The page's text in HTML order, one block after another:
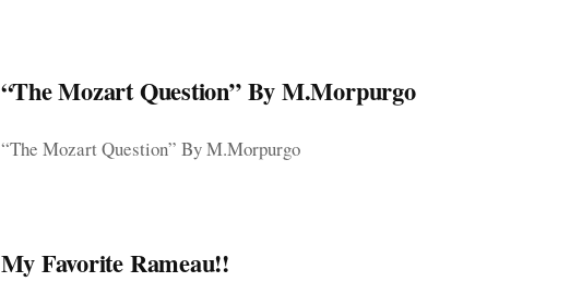
“The Mozart Question” By M.Morpurgo
“The Mozart Question” By M.Morpurgo
My Favorite Rameau!!